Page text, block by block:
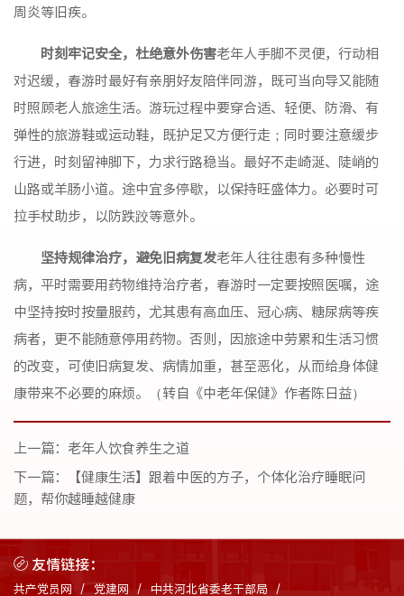
周炎等旧疾。
时刻牢记安全，杜绝意外伤害老年人手脚不灵便，行动相
对迟缓，春游时最好有亲朋好友陪伴同游，既可当向导又能随
时照顾老人旅途生活。游玩过程中要穿合适、轻便、防滑、有
弹性的旅游鞋或运动鞋，既护足又方便行走；同时要注意缓步
行进，时刻留神脚下，力求行路稳当。最好不走崎涎、陡峭的
山路或羊肠小道。途中宜多停歇，以保持旺盛体力。必要时可
拉手杖助步，以防跌跤等意外。
坚持规律治疗，避免旧病复发老年人往往患有多种慢性
病，平时需要用药物维持治疗者，春游时一定要按照医嘱，途
中坚持按时按量服药，尤其患有高血压、冠心病、糖尿病等疾
病者，更不能随意停用药物。否则，因旅途中劳累和生活习惯
的改变，可使旧病复发、病情加重，甚至恶化，从而给身体健
康带来不必要的麻烦。（转自《中老年保健》作者陈日益）
上一篇： 老年人饮食养生之道
下一篇：
【健康生活】跟着中医的方子，个体化治疗睡眠问
题，帮你越睡越健康
友情链接：
共产党员网 党建网 中共河北省委老干部局